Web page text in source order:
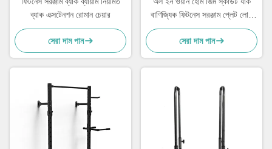
ব্যাক এক্সটেনশন রোমান চেয়ার
সেরা দাম পান
বাণিজ্যিক ফিটনেস সরঞ্জাম প্লেট লোড
মেশিন
সেরা দাম পান